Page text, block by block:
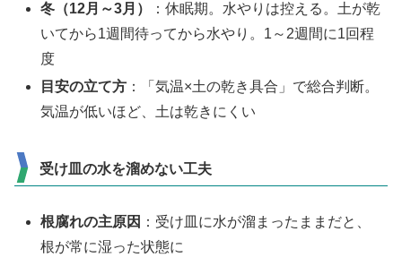
冬（12月～3月）
：休眠期。水やりは控える。土が乾
いてから1週間待ってから水やり。1～2週間に1回程
度
目安の立て方 ：「気温×土の乾き具合」で総合判断。
気温が低いほど、土は乾きにくい
受け皿の水を溜めない工夫
根腐れの主原因 ：受け皿に水が溜まったままだと、
根が常に湿った状態に